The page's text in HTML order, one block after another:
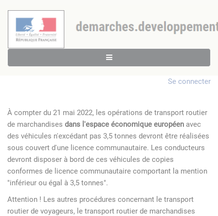
Se connecter
À compter du 21 mai 2022, les opérations de transport routier
de marchandises dans l'espace économique européen avec
des véhicules n'excédant pas 3,5 tonnes devront être réalisées
sous couvert d'une licence communautaire. Les conducteurs
devront disposer à bord de ces véhicules de copies
conformes de licence communautaire comportant la mention
"inférieur ou égal à 3,5 tonnes".
Attention ! Les autres procédures concernant le transport
routier de voyageurs, le transport routier de marchandises